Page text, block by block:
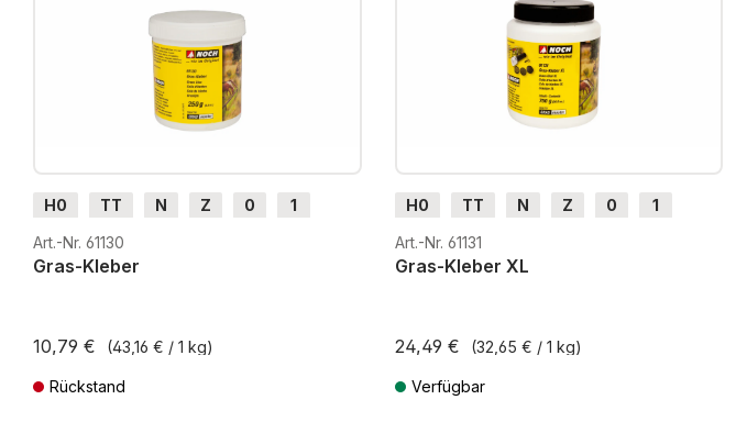
H0 TT N Z 0
1
G
H0m
Art.-Nr. 61130
Gras-Kleber
10,79 € (43,16 € / 1 kg)
Rückstand
H0 TT N Z 0
1
G
H0m
Art.-Nr. 61131
Gras-Kleber XL
24,49 € (32,65 € / 1 kg)
Verfügbar